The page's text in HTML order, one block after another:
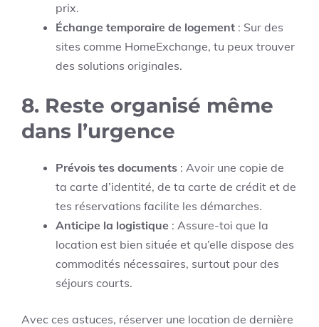
prix.
Échange temporaire de logement : Sur des
sites comme HomeExchange, tu peux trouver
des solutions originales.
8. Reste organisé même
dans l’urgence
Prévois tes documents : Avoir une copie de
ta carte d’identité, de ta carte de crédit et de
tes réservations facilite les démarches.
Anticipe la logistique : Assure-toi que la
location est bien située et qu’elle dispose des
commodités nécessaires, surtout pour des
séjours courts.
Avec ces astuces, réserver une location de dernière